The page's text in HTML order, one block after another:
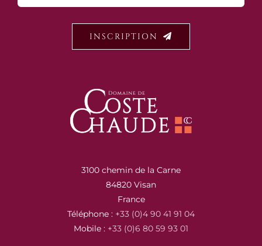
INSCRIPTION
3100 chemin de la Carne
84820 Visan
France
Téléphone : +33 (0)4 90 41 91 04
Mobile : +33 (0)6 80 59 93 01